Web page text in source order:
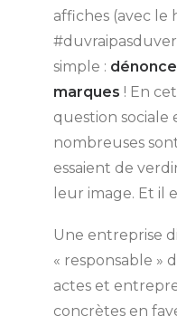
affiches (avec le
simple :
marques ! En
question
nombreuses
essaient de
leur image. Et il
Une entreprise
« responsable »
actes et
concrètes en